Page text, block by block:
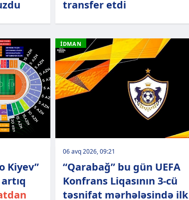
transfer etdi
Kiyev”
İDMAN
06 avq 2026, 09:21
“Qarabağ” bu gün UEFA
Konfrans Liqasının 3-cü
təsnifat mərhələsində ilk